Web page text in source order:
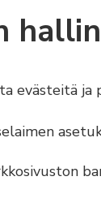
evästeitä ja